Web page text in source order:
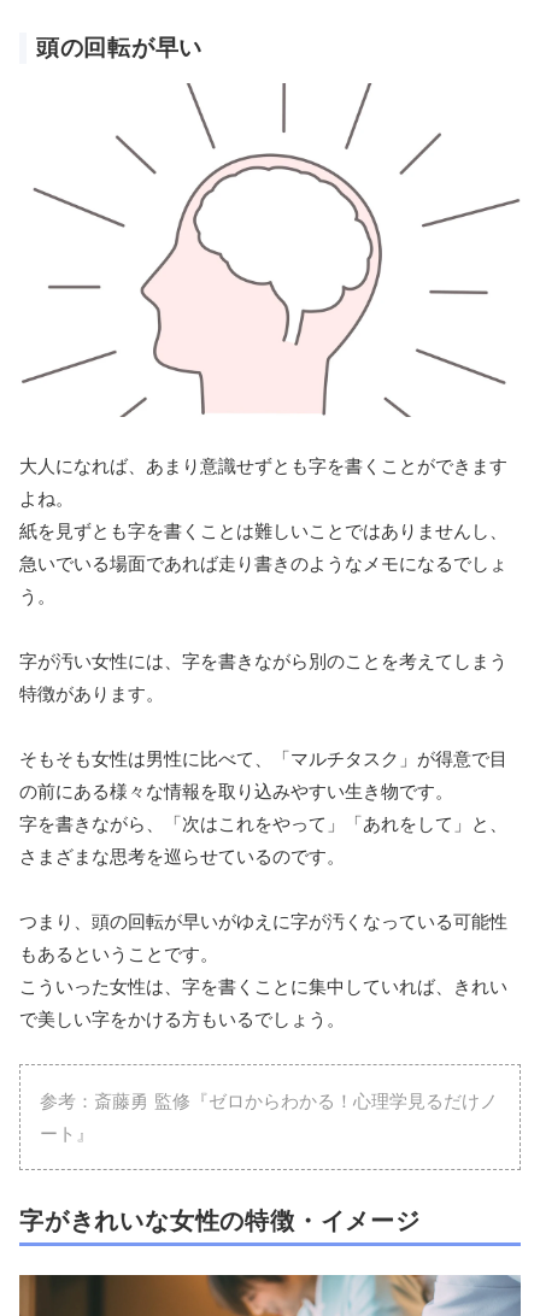
頭の回転が早い
大人になれば、あまり意識せずとも字を書くことができます
よね。
紙を見ずとも字を書くことは難しいことではありませんし、
急いでいる場面であれば走り書きのようなメモになるでしょ
う。
字が汚い女性には、字を書きながら別のことを考えてしまう
特徴があります。
そもそも女性は男性に比べて、「マルチタスク」が得意で目
の前にある様々な情報を取り込みやすい生き物です。
字を書きながら、「次はこれをやって」「あれをして」と、
さまざまな思考を巡らせているのです。
つまり、頭の回転が早いがゆえに字が汚くなっている可能性
もあるということです。
こういった女性は、字を書くことに集中していれば、きれい
で美しい字をかける方もいるでしょう。
参考：斎藤勇 監修『ゼロからわかる！心理学見るだけノ
ート』
字がきれいな女性の特徴・イメージ